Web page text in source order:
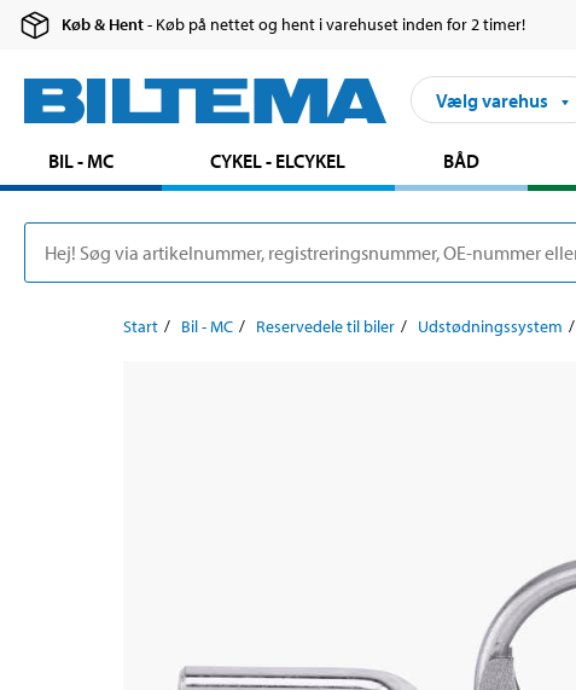
Køb & Hent- Køb på nettet og hent i varehuset inden for 2 timer!
Vælg varehus
BIL - MC CYKEL - ELCYKEL BÅD
Start Bil - MC Reservedele til biler Udstødningssystem